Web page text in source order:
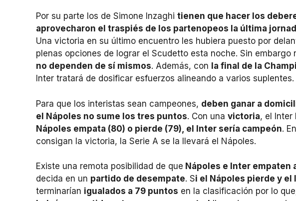
Por su parte los de Simone Inzaghi tienen que hacer los
aprovecharon el traspiés de los partenopeos la última
Una victoria en su último encuentro les hubiera puesto por
plenas opciones de lograr el Scudetto esta noche. Sin
no dependen de sí mismos. Además, con la final de la
Inter tratará de dosificar esfuerzos alineando a varios suplentes.
Para que los interistas sean campeones, deben ganar a
el Nápoles no sume los tres puntos. Con una victoria, el Inter
Nápoles empata (80) o pierde (79), el Inter sería campeón.
consigan la victoria, la Serie A se la llevará el Nápoles.
Existe una remota posibilidad de que Nápoles e Inter empaten
decida en un partido de desempate. Si el Nápoles pierde y el
terminarían igualados a 79 puntos en la clasificación por lo